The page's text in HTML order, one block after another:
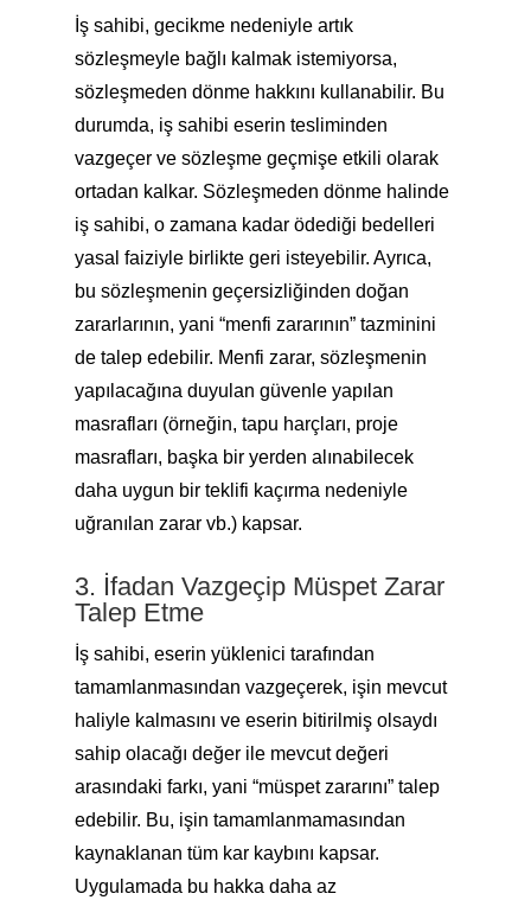
İş sahibi, gecikme nedeniyle artık
sözleşmeyle bağlı kalmak istemiyorsa,
sözleşmeden dönme hakkını kullanabilir. Bu
durumda, iş sahibi eserin tesliminden
vazgeçer ve sözleşme geçmişe etkili olarak
ortadan kalkar. Sözleşmeden dönme halinde
iş sahibi, o zamana kadar ödediği bedelleri
yasal faiziyle birlikte geri isteyebilir. Ayrıca,
bu sözleşmenin geçersizliğinden doğan
zararlarının, yani “menfi zararının” tazminini
de talep edebilir. Menfi zarar, sözleşmenin
yapılacağına duyulan güvenle yapılan
masrafları (örneğin, tapu harçları, proje
masrafları, başka bir yerden alınabilecek
daha uygun bir teklifi kaçırma nedeniyle
uğranılan zarar vb.) kapsar.
3. İfadan Vazgeçip Müspet Zarar
Talep Etme
İş sahibi, eserin yüklenici tarafından
tamamlanmasından vazgeçerek, işin mevcut
haliyle kalmasını ve eserin bitirilmiş olsaydı
sahip olacağı değer ile mevcut değeri
arasındaki farkı, yani “müspet zararını” talep
edebilir. Bu, işin tamamlanmamasından
kaynaklanan tüm kar kaybını kapsar.
Uygulamada bu hakka daha az